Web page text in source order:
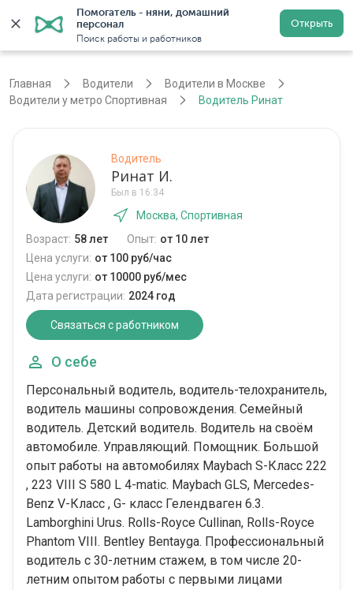
Помогатель - няни, домашний
персонал
Поиск работы и работников
Открыть
Регистрация
Главная Водители
Водители в Москве
Водители у метро Спортивная
Водитель Ринат
Водитель
Ринат И.
Был в 16:34
Москва, Спортивная
Возраст: 58 лет Опыт: от 10 лет
Цена услуги: от 100 руб/час
Цена услуги: от 10000 руб/мес
Дата регистрации: 2024 год
Связаться с работником
О себе
Персональный водитель, водитель-телохранитель,
водитель машины сопровождения. Семейный
водитель. Детский водитель. Водитель на своём
автомобиле. Управляющий. Помощник. Большой
опыт работы на автомобилях Маybасh S-Класс 222
, 223 VIII S 580 L 4-mаtiс. Maybach GLS, Меrсеdеs-
Веnz V-Класс , G- класс Гелендваген 6.3.
Lаmbоrghini Urus. Rolls-Royce Cullinan, Rolls-Royce
Phantom VIII. Bentley Bentayga. Профессиональный
водитель с 30-летним стажем, в том числе 20-
летним опытом работы с первыми лицами